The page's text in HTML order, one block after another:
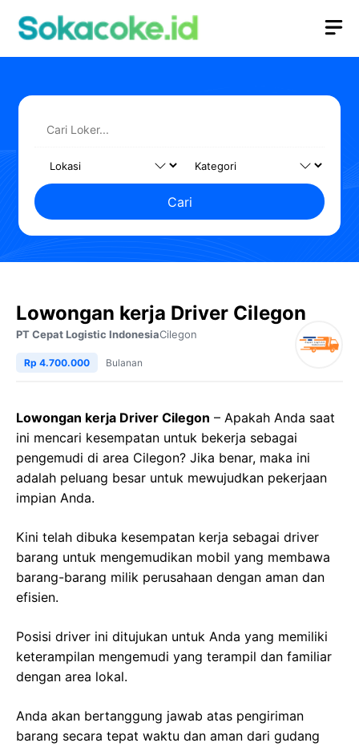
Cari
Lowongan kerja Driver Cilegon
PT Cepat Logistic IndonesiaCilegon
Rp 4.700.000 Bulanan
Lowongan kerja Driver Cilegon – Apakah Anda saat
ini mencari kesempatan untuk bekerja sebagai
pengemudi di area Cilegon? Jika benar, maka ini
adalah peluang besar untuk mewujudkan pekerjaan
impian Anda.
Kini telah dibuka kesempatan kerja sebagai driver
barang untuk mengemudikan mobil yang membawa
barang-barang milik perusahaan dengan aman dan
efisien.
Posisi driver ini ditujukan untuk Anda yang memiliki
keterampilan mengemudi yang terampil dan familiar
dengan area lokal.
Anda akan bertanggung jawab atas pengiriman
barang secara tepat waktu dan aman dari gudang